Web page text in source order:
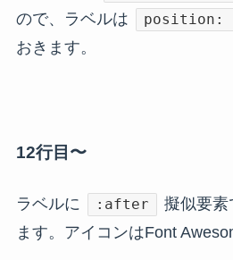
ので、ラベルは
position:
おきます。
12行目〜
ラベルに :after
擬似要素
ます。アイコンはFont